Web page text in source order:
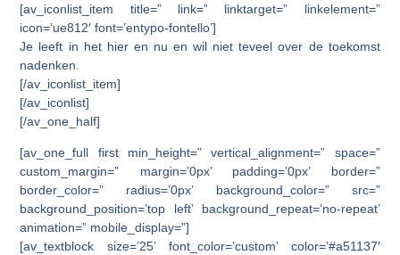
[av_iconlist_item title=” link=” linktarget=” linkelement=”
icon=’ue812′ font=’entypo-fontello’]
Je leeft in het hier en nu en wil niet teveel over de toekomst
nadenken.
[/av_iconlist_item]
[/av_iconlist]
[/av_one_half]
[av_one_full first min_height=” vertical_alignment=” space=”
custom_margin=” margin=’0px’ padding=’0px’ border=”
border_color=” radius=’0px’ background_color=” src=”
background_position=’top left’ background_repeat=’no-repeat’
animation=” mobile_display=”]
[av_textblock size=’25’ font_color=’custom’ color=’#a51137′